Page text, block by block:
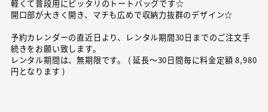
軽くて普段用にピッタリのトートバッグです☆
開口部が大きく開き、マチも広めで収納力抜群のデザイン☆
予約カレンダーの直近日より、レンタル期間30日までのご注文手
続きをお願い致します。
レンタル期間は、無期限です。 ( 延長～30日間毎に料金定額 8,980
円となります )